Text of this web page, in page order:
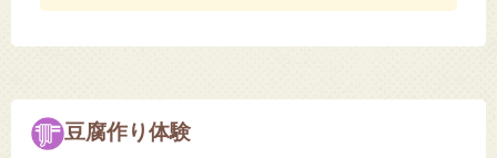
豆腐作り体験